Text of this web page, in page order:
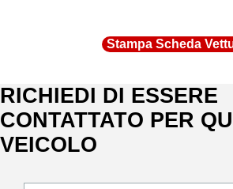
Stampa Scheda
RICHIEDI DI ESSERE
CONTATTATO PER
VEICOLO